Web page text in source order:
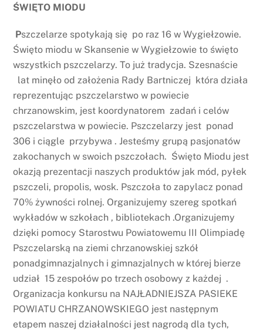
ŚWIĘTO MIODU
Pszczelarze spotykają się po raz 16 w Wygiełzowie.
Święto miodu w Skansenie w Wygiełzowie to święto
wszystkich pszczelarzy. To już tradycja. Szesnaście
lat minęło od założenia Rady Bartniczej która działa
reprezentując pszczelarstwo w powiecie
chrzanowskim, jest koordynatorem zadań i celów
pszczelarstwa w powiecie. Pszczelarzy jest ponad
306 i ciągle przybywa . Jesteśmy grupą pasjonatów
zakochanych w swoich pszczołach. Święto Miodu jest
okazją prezentacji naszych produktów jak mód, pyłek
pszczeli, propolis, wosk. Pszczoła to zapylacz ponad
70% żywności rolnej. Organizujemy szereg spotkań
wykładów w szkołach , bibliotekach .Organizujemy
dzięki pomocy Starostwu Powiatowemu III Olimpiadę
Pszczelarską na ziemi chrzanowskiej szkół
ponadgimnazjalnych i gimnazjalnych w której bierze
udział 15 zespołów po trzech osobowy z każdej .
Organizacja konkursu na NAJŁADNIEJSZA PASIEKE
POWIATU CHRZANOWSKIEGO jest następnym
etapem naszej działalności jest nagrodą dla tych,